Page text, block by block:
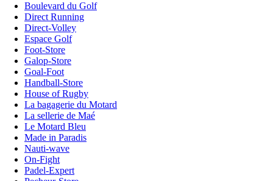
Boulevard du Golf
Direct Running
Direct-Volley
Espace Golf
Foot-Store
Galop-Store
Goal-Foot
Handball-Store
House of Rugby
La bagagerie du Motard
La sellerie de Maé
Le Motard Bleu
Made in Paradis
Nauti-wave
On-Fight
Padel-Expert